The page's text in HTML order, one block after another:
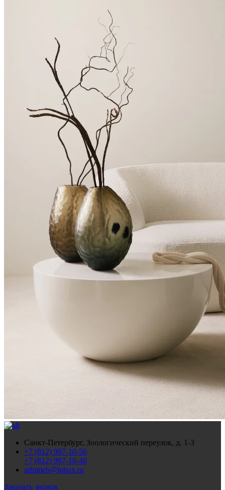
Санкт-Петербург, Зоологический переулок, д. 1-3
+7 (812) 997-10-56
+7 (812) 997-10-48
arhimeb@inbox.ru
Заказать звонок